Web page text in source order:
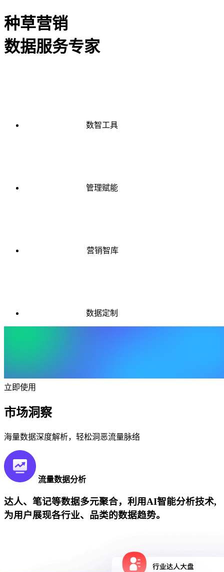
种草营销
数据服务专家
数智工具
管理赋能
营销智库
数据定制
立即使用
市场洞察
海量数据深度解析，轻松洞恶流量脉络
流量数据分析
达人、笔记等数据多元聚合，利用AI智能分析技术,
为用户展现各行业、品类的数据趋势。